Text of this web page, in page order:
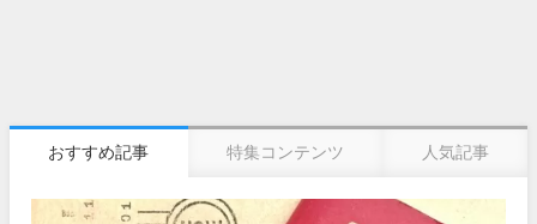
おすすめ記事 特集コンテンツ 人気記事